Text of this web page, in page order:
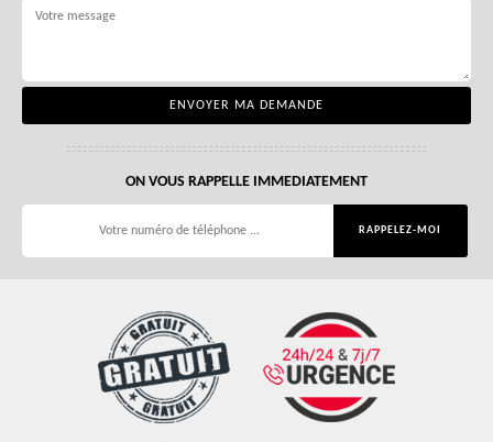
ON VOUS RAPPELLE IMMEDIATEMENT